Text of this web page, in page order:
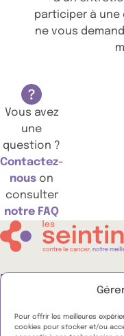
Pour offrir les meilleures
cookies pour stocker et/ou
participer à une
ne vous
Vous avez
une
question ?
Contactez-
nous on
consulter
notre FAQ
FAQ
Nous contacter
Nous suivre :